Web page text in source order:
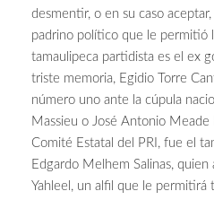
desmentir, o en su caso
padrino político que le permitió
tamaulipeca partidista es el ex
triste memoria, Egidio Torre
número uno ante la cúpula
Massieu o José Antonio Meade
Comité Estatal del PRI, fue el
Edgardo Melhem Salinas,
Yahleel, un alfil que le permitirá